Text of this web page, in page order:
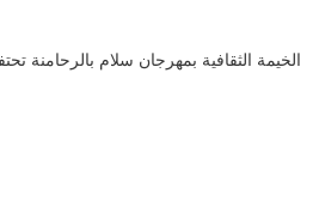
الخيمة الثقافية بمهرجان سلام بالرحامنة